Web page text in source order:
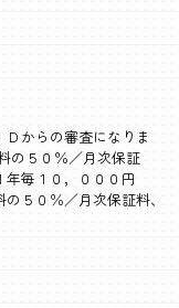
からの審査になりま
の５０％／月次保証
毎１０，０００円
５０％／月次保証料、